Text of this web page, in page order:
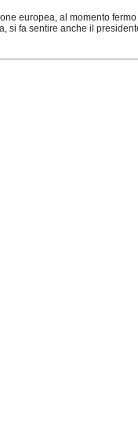
europea, al momento
si fa sentire anche il